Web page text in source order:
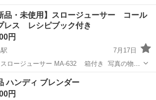
品・未使用】スロージューサー コール
レス レシピブック付き
円
7月17日
ロージューサー MA-632 箱付き 写真の物が
用品ですが保管期間があります。 素人の自
や傷があります。 ご理解の上でご購入お願い
...
綱島駅 キッチン家電
ハンディ ブレンダー
円